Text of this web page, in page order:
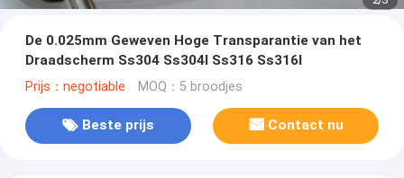
De 0.025mm Geweven Hoge Transparantie van het
Draadscherm Ss304 Ss304l Ss316 Ss316l
Prijs：negotiable MOQ：5 broodjes
Beste prijs Contact nu